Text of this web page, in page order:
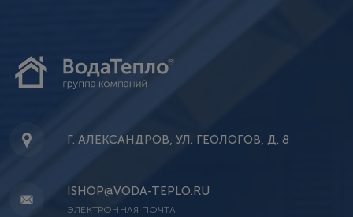
Г. АЛЕКСАНДРОВ, УЛ. ГЕОЛОГОВ, Д. 8
ISHOP@VODA-TEPLO.RU
ЭЛЕКТРОННАЯ ПОЧТА